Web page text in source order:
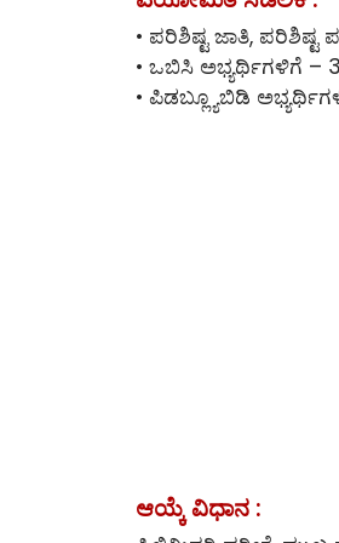
• ಪರಿಶಿಷ್ಟ ಜಾತಿ,
• ಒಬಿಸಿ ಅಭ್ಯರ್ಥಿಗಳಿಗೆ –
• ಪಿಡಬ್ಲ್ಯೂಬಿಡಿ
ಆಯ್ಕೆ ವಿಧಾನ :